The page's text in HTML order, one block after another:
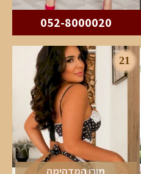
052-8000020
21
מורן המדהימה